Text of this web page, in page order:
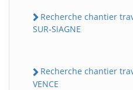
Recherche chantier
SUR-SiAGNE
Recherche chantier
VENCE